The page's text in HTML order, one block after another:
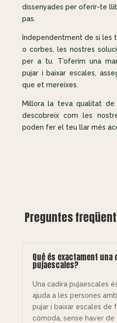
dissenyades per oferir-te
pas.
Independentment de si les
o corbes, les nostres
per a tu. T’oferim una
pujar i baixar escales,
que et mereixes.
Millora la teva qualitat de
descobreix com les
poden fer el teu llar més
Preguntes
Què és exactament una
pujaescales?
Una cadira pujaescales
ajuda a les persones
pujar i baixar escales de
còmoda, sense haver